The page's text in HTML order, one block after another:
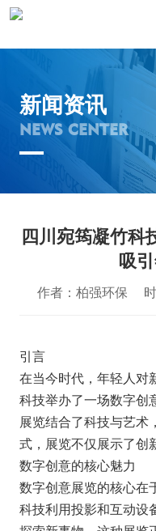
新闻资讯
NEWS CENTER
四川宛筠凝竹科
吸
作者：柏强环保
引言
在当今时代，年轻人对
科技举办了一场数字创
展览结合了科技与艺术
式，展览不仅展示了创
数字创意的核心魅力
数字创意展览的核心在
科技利用投影和互动设